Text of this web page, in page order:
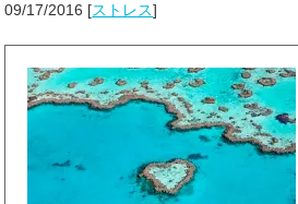
09/17/2016 [ストレス]